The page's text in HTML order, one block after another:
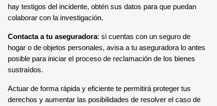
hay testigos del incidente, obtén sus datos para que puedan
colaborar con la investigación.
Contacta a tu aseguradora: si cuentas con un seguro de
hogar o de objetos personales, avisa a tu aseguradora lo antes
posible para iniciar el proceso de reclamación de los bienes
sustraídos.
Actuar de forma rápida y eficiente te permitirá proteger tus
derechos y aumentar las posibilidades de resolver el caso de